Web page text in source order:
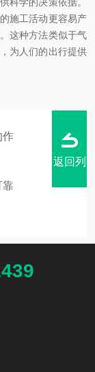
施工活动更容易产
这种方法类似于气
为人们的出行提供
作
靠
返回列